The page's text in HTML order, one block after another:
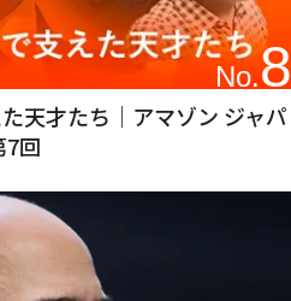
No.8
天才たち｜アマゾン ジャパ
7回